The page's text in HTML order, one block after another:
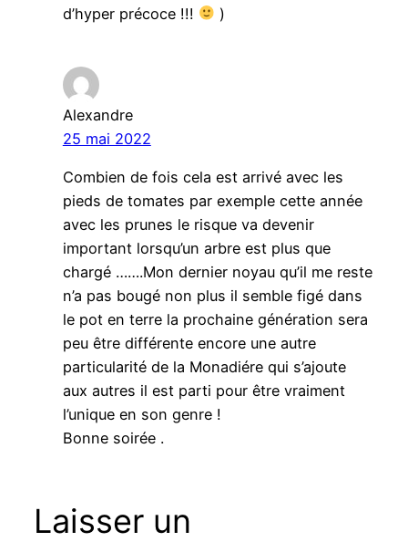
d’hyper précoce !!!
)
Alexandre
25 mai 2022
Combien de fois cela est arrivé avec les
pieds de tomates par exemple cette année
avec les prunes le risque va devenir
important lorsqu’un arbre est plus que
chargé …….Mon dernier noyau qu’il me reste
n’a pas bougé non plus il semble figé dans
le pot en terre la prochaine génération sera
peu être différente encore une autre
particularité de la Monadiére qui s’ajoute
aux autres il est parti pour être vraiment
l’unique en son genre !
Bonne soirée .
Laisser un